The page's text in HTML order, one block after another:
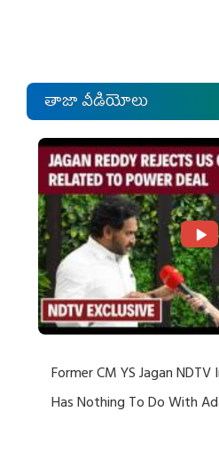
తాజా వీడియోలు
Former CM YS Jagan
Has Nothing To Do With